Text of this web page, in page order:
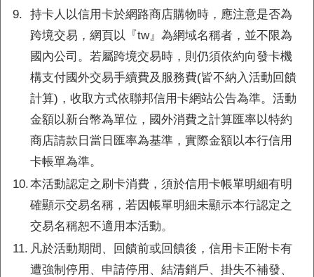
刷聯邦Visa卡訂房最高
機票最高 3%折扣
9.
持卡人以信用卡於網路商店購物時，應注意是否為
跨境交易，網頁以『tw』為網域名稱者，並不限為
國內公司。若屬跨境交易時，則仍須依約向發卡機
構支付國外交易手續費及服務費(皆不納入活動回饋
計算)，收取方式依聯邦信用卡網站公告為準。活動
金額以新台幣為單位，國外消費之計算匯率以特約
商店請款日當日匯率為基準，實際金額以本行信用
卡帳單為準。
10.本活動認定之刷卡消費，須於信用卡帳單明細有明
確顯示交易名稱，若因帳單明細未顯示本行認定之
交易名稱恕不適用本活動。
11. 凡於活動期間、回饋前或回饋後，信用卡正附卡有
遭強制停用、申請停用、結清銷戶、掛失不補發、